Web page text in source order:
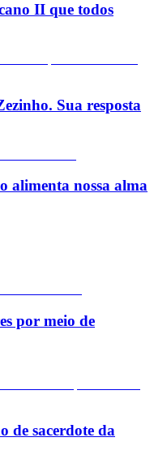
II que todos
Sua resposta
alimenta nossa alma
por meio de
de sacerdote da